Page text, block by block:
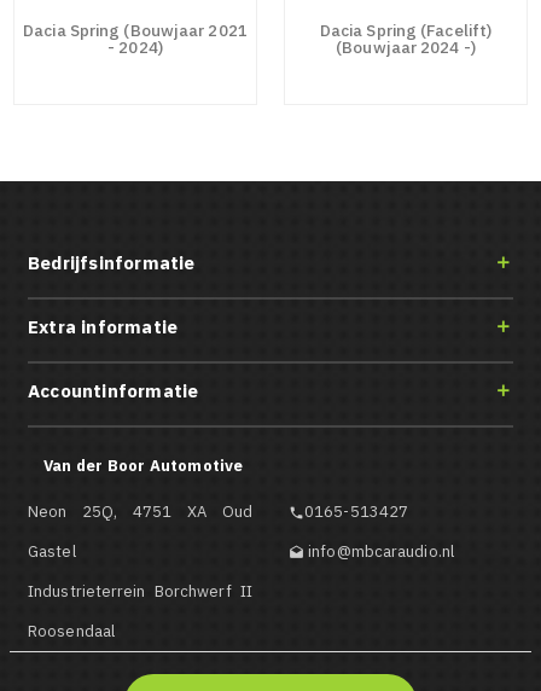
Dacia Spring (Bouwjaar 2021
- 2024)
Dacia Spring (Facelift)
(Bouwjaar 2024 -)
Bedrijfsinformatie 
Extra informatie 
Accountinformatie 
Van der Boor Automotive
Neon 25Q, 4751 XA Oud
Gastel
Industrieterrein Borchwerf II
Roosendaal
0165-513427
 info@mbcaraudio.nl